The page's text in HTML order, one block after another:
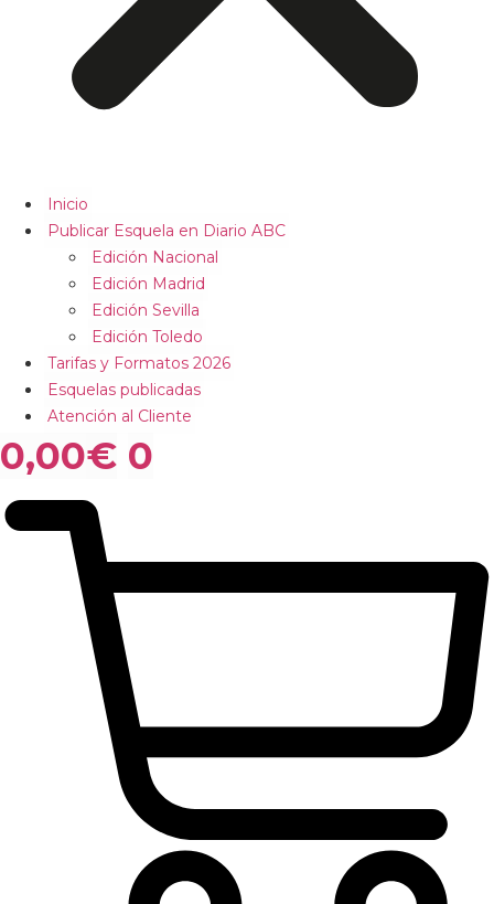
Inicio
Publicar Esquela en Diario ABC
Edición Nacional
Edición Madrid
Edición Sevilla
Edición Toledo
Tarifas y Formatos 2026
Esquelas publicadas
Atención al Cliente
0,00€ 0